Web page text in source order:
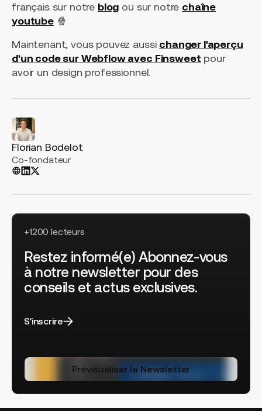
français sur notre blog ou sur notre chaîne
youtube🍿
Maintenant, vous pouvez aussi changer l'aperçu
d'un code sur Webflow avec Finsweet pour
avoir un design professionnel.
Florian Bodelot
Co-fondateur
+1200 lecteurs
Restez informé(e) Abonnez-vous
à notre newsletter pour des
conseils et actus exclusives.
S'inscrire
Prévisualiser la Newsletter